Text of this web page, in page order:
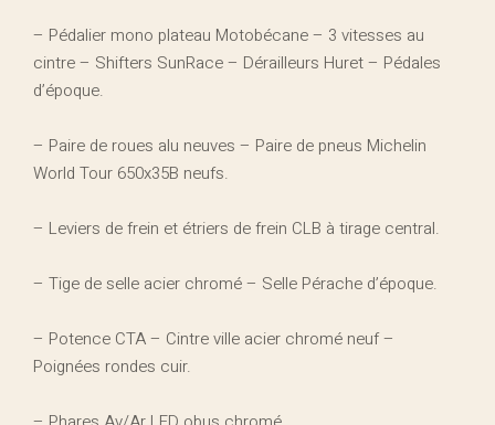
– Pédalier mono plateau Motobécane – 3 vitesses au
cintre – Shifters SunRace – Dérailleurs Huret – Pédales
d’époque.
– Paire de roues alu neuves – Paire de pneus Michelin
World Tour 650x35B neufs.
– Leviers de frein et étriers de frein CLB à tirage central.
– Tige de selle acier chromé – Selle Pérache d’époque.
– Potence CTA – Cintre ville acier chromé neuf –
Poignées rondes cuir.